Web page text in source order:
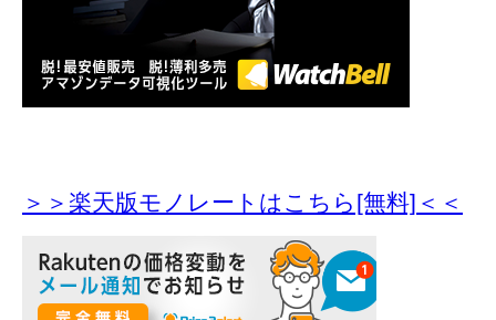
＞＞楽天版モノレートはこちら[無料]＜＜